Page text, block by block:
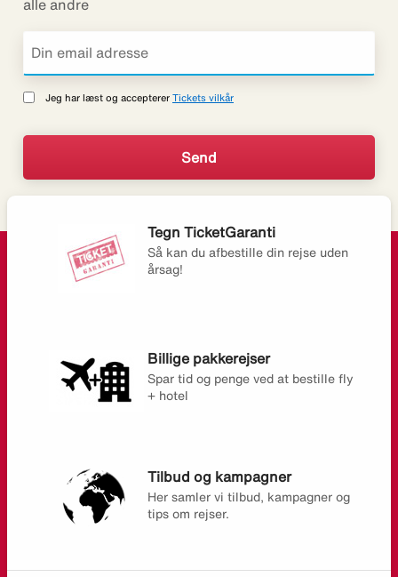
alle andre
Jeg har læst og accepterer Tickets vilkår
Tegn TicketGaranti
Så kan du afbestille din rejse uden
årsag!
Billige pakkerejser
Spar tid og penge ved at bestille fly
+ hotel
Tilbud og kampagner
Her samler vi tilbud, kampagner og
tips om rejser.